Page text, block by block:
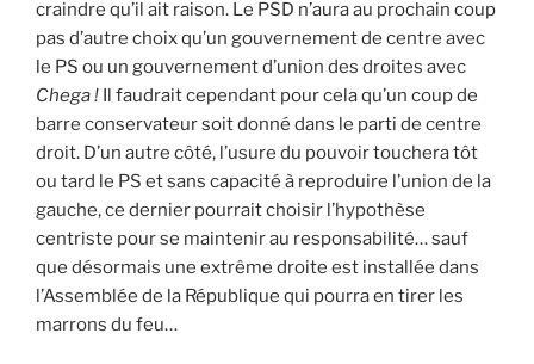
craindre qu’il ait raison. Le PSD n’aura au prochain coup
pas d’autre choix qu’un gouvernement de centre avec
le PS ou un gouvernement d’union des droites avec
Chega ! Il faudrait cependant pour cela qu’un coup de
barre conservateur soit donné dans le parti de centre
droit. D’un autre côté, l’usure du pouvoir touchera tôt
ou tard le PS et sans capacité à reproduire l’union de la
gauche, ce dernier pourrait choisir l’hypothèse
centriste pour se maintenir au responsabilité… sauf
que désormais une extrême droite est installée dans
l’Assemblée de la République qui pourra en tirer les
marrons du feu…